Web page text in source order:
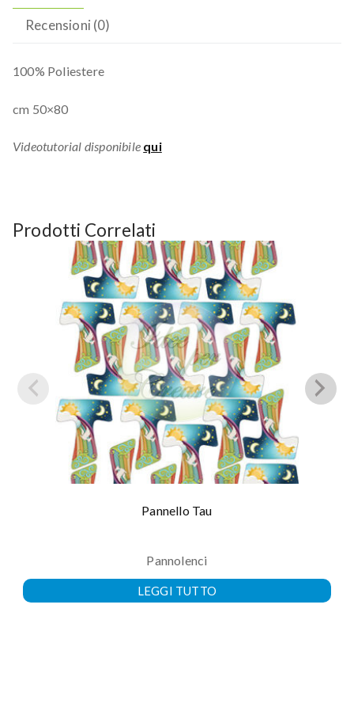
Recensioni (0)
100% Poliestere
cm 50×80
Videotutorial disponibile qui
Prodotti Correlati
Pannello Tau
Pannolenci
LEGGI TUTTO